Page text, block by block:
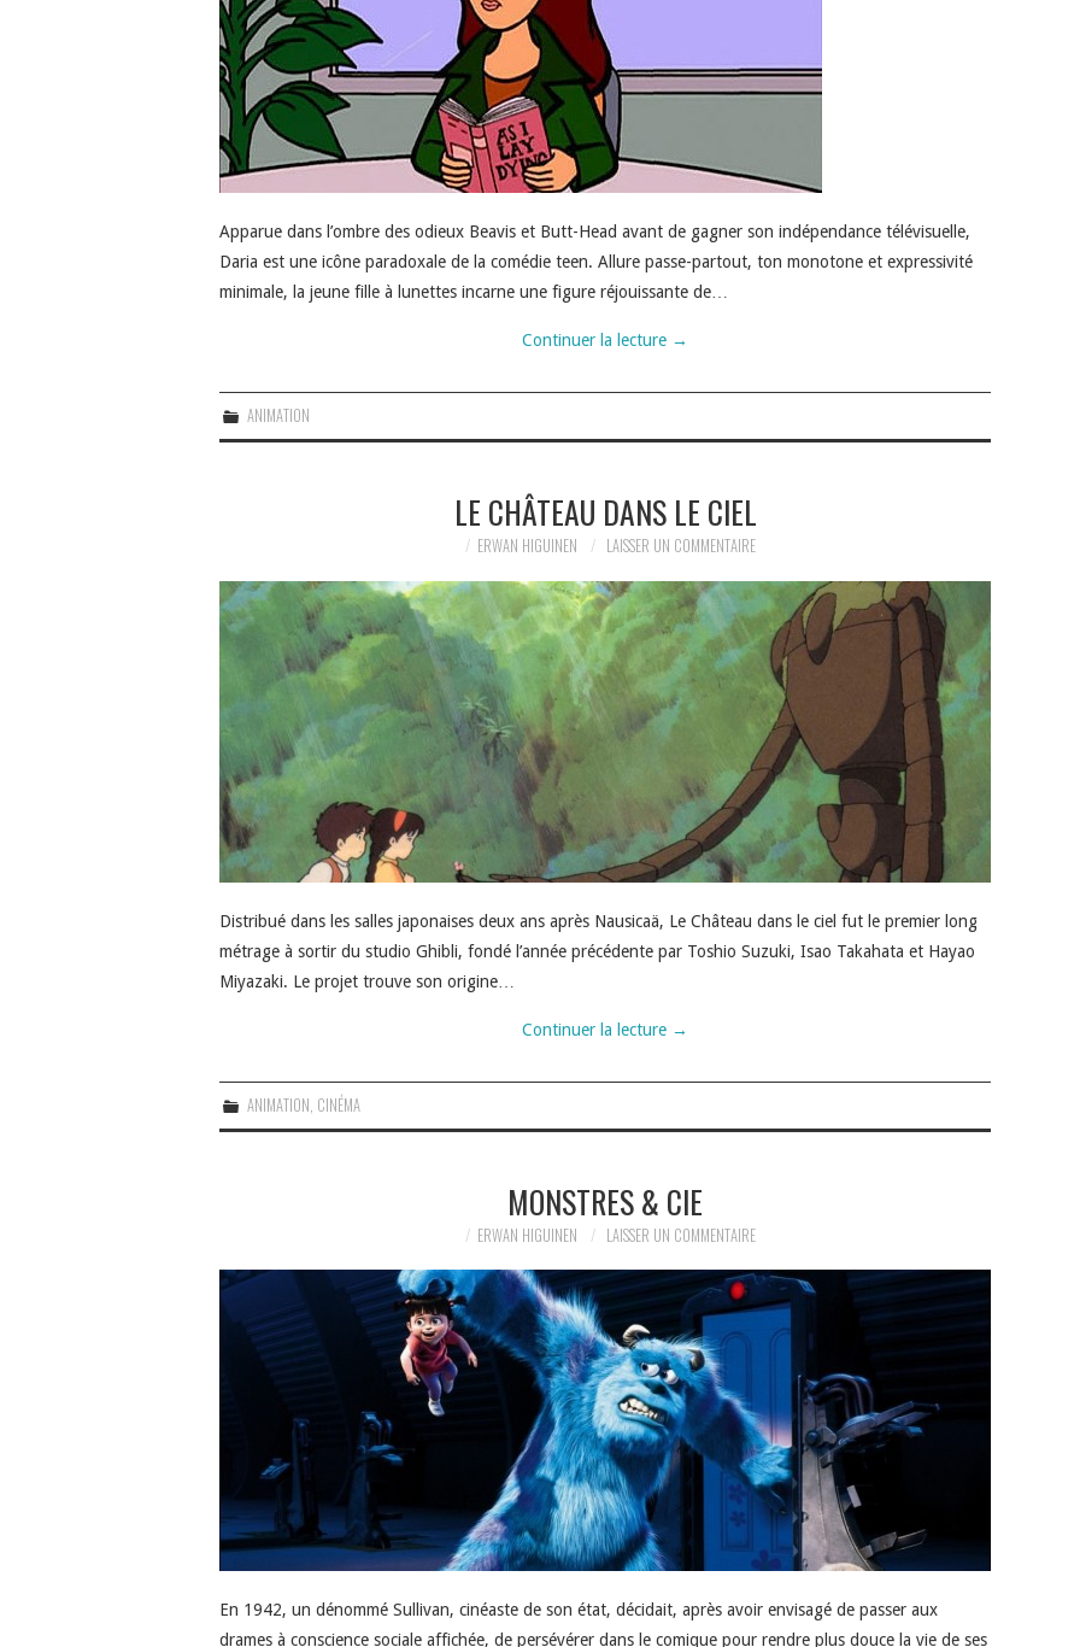
Apparue dans l’ombre des odieux Beavis et Butt-Head avant de gagner son indépendance télévisuelle,
Daria est une icône paradoxale de la comédie teen. Allure passe-partout, ton monotone et expressivité
minimale, la jeune fille à lunettes incarne une figure réjouissante de…
Continuer la lecture →
ANIMATION
LE CHÂTEAU DANS LE CIEL
ERWAN HIGUINEN LAISSER UN COMMENTAIRE
Distribué dans les salles japonaises deux ans après Nausicaä, Le Château dans le ciel fut le premier long
métrage à sortir du studio Ghibli, fondé l’année précédente par Toshio Suzuki, Isao Takahata et Hayao
Miyazaki. Le projet trouve son origine…
Continuer la lecture →
ANIMATION CINÉMA
MONSTRES & CIE
ERWAN HIGUINEN LAISSER UN COMMENTAIRE
En 1942, un dénommé Sullivan, cinéaste de son état, décidait, après avoir envisagé de passer aux
drames à conscience sociale affichée, de persévérer dans le comique pour rendre plus douce la vie de ses